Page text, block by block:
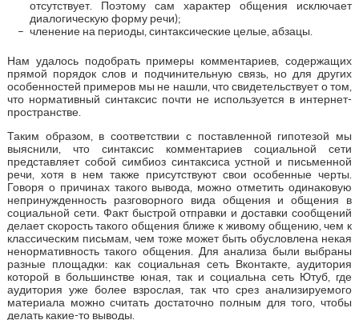
отсутствует. Поэтому сам характер общения исключает
диалогическую форму речи);
членение на периоды, синтаксические целые, абзацы.
Нам удалось подобрать примеры комментариев, содержащих
прямой порядок слов и подчинительную связь, но для других
особенностей примеров мы не нашли, что свидетельствует о том,
что нормативный синтаксис почти не используется в интернет-
пространстве.
Таким образом, в соответствии с поставленной гипотезой мы
выяснили, что синтаксис комментариев социальной сети
представляет собой симбиоз синтаксиса устной и письменной
речи, хотя в нем также присутствуют свои особенные черты.
Говоря о причинах такого вывода, можно отметить одинаковую
непринужденность разговорного вида общения и общения в
социальной сети. Факт быстрой отправки и доставки сообщений
делает скорость такого общения ближе к живому общению, чем к
классическим письмам, чем тоже может быть обусловлена некая
ненормативность такого общения. Для анализа были выбраны
разные площадки: как социальная сеть Вконтакте, аудитория
которой в большинстве юная, так и социальна сеть Ютуб, где
аудитория уже более взрослая, так что срез анализируемого
материала можно считать достаточно полным для того, чтобы
делать какие-то выводы.